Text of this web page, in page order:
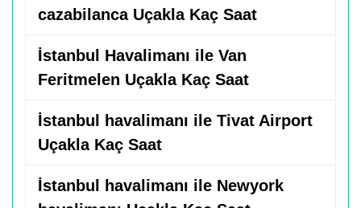
cazabilanca Uçakla Kaç Saat
İstanbul Havalimanı ile Van
Feritmelen Uçakla Kaç Saat
İstanbul havalimanı ile Tivat Airport
Uçakla Kaç Saat
İstanbul havalimanı ile Newyork